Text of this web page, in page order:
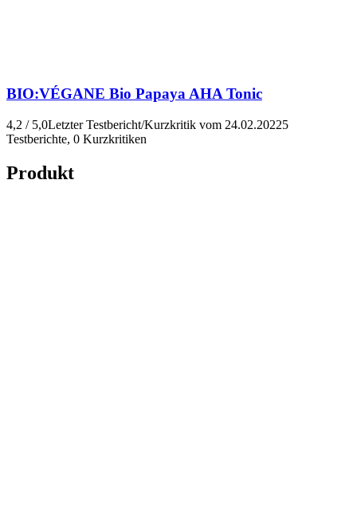
BIO:VÉGANE Bio Papaya AHA Tonic
4,2 / 5,0Letzter Testbericht/Kurzkritik vom 24.02.20225
Testberichte, 0 Kurzkritiken
Produkt